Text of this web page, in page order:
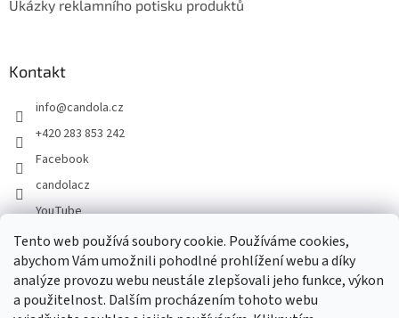
Tento web používá soubory cookie. Používáme cookies,
abychom Vám umožnili pohodlné prohlížení webu a díky
analýze provozu webu neustále zlepšovali jeho funkce, výkon
a použitelnost. Dalším procházením tohoto webu
Ukázky reklamního potisku produktů
Kontakt
info@candola.cz
+420 283 853 242
Facebook
candolacz
YouTube
Přijímáme online platby